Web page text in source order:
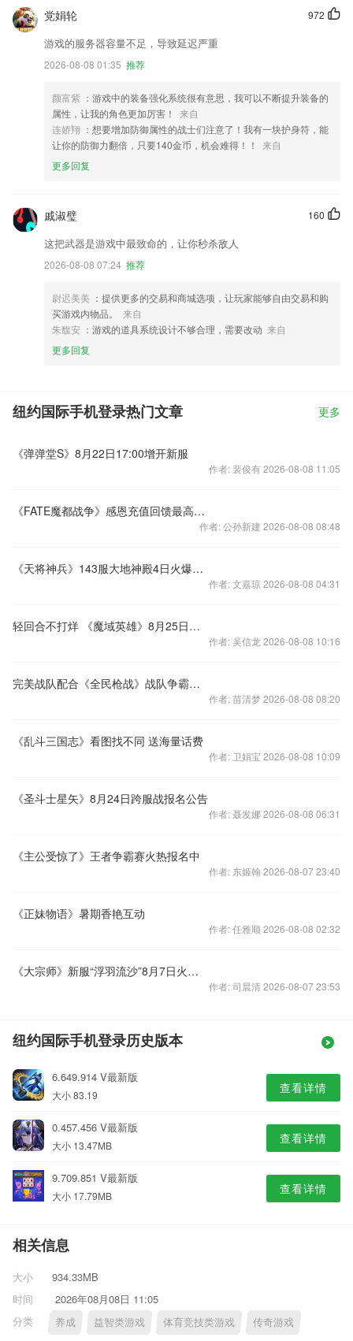
972
党娟轮
游戏的服务器容量不足，导致延迟严重
2026-08-08 01:35 推荐
颜富紫 ：游戏中的装备强化系统很有意思，我可以不断提升装备的
属性，让我的角色更加厉害！
来自
连娇翔 ：想要增加防御属性的战士们注意了！我有一块护身符，能
让你的防御力翻倍，只要140金币，机会难得！！
来自
更多回复
160
戚淑璧
这把武器是游戏中最致命的，让你秒杀敌人
2026-08-08 07:24 推荐
尉迟美美 ：提供更多的交易和商城选项，让玩家能够自由交易和购
买游戏内物品。
来自
朱馥安 ：游戏的道具系统设计不够合理，需要改动 来自
更多回复
纽约国际手机登录热门文章 更多
《弹弹堂S》8月22日17:00增开新服
作者: 裴俊有 2026-08-08 11:05
《FATE魔都战争》感恩充值回馈最高返105%
作者: 公孙新建 2026-08-08 08:48
《天将神兵》143服大地神殿4日火爆开启
作者: 文嘉琼 2026-08-08 04:31
轻回合不打烊 《魔域英雄》8月25日不删档测试
作者: 吴信龙 2026-08-08 10:16
完美战队配合《全民枪战》战队争霸挑战模式
作者: 苗清梦 2026-08-08 08:20
《乱斗三国志》看图找不同 送海量话费
作者: 卫娟宝 2026-08-08 10:09
《圣斗士星矢》8月24日跨服战报名公告
作者: 聂发娜 2026-08-08 06:31
《主公受惊了》王者争霸赛火热报名中
作者: 东姬翰 2026-08-07 23:40
《正妹物语》暑期香艳互动
作者: 任雅顺 2026-08-08 02:32
《大宗师》新服“浮羽流沙”8月7日火爆开启
作者: 司晨清 2026-08-07 23:53
纽约国际手机登录历史版本
6.649.914 V最新版
大小 83.19 查看详情
0.457.456 V最新版
大小 13.47MB 查看详情
9.709.851 V最新版
大小 17.79MB 查看详情
相关信息
大小
934.33MB
时间
2026年08月08日 11:05
分类
养成 益智类游戏 体育竞技类游戏 传奇游戏